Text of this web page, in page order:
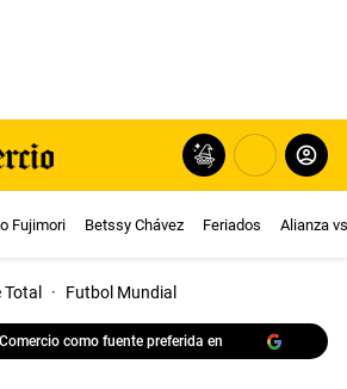
Fujimori Betssy Chávez Feriados Alianza
· Futbol Mundial
como fuente preferida en